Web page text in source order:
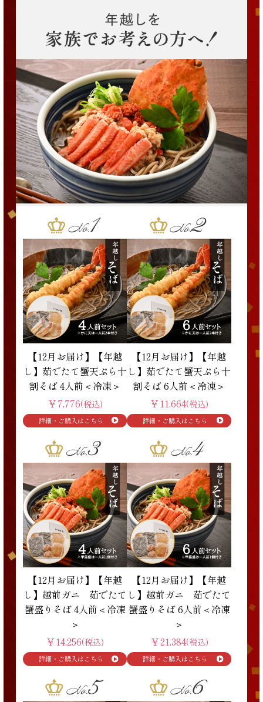
【12月お届け】【年越
し】茹でたて蟹天ぷら十
割そば 4人前＜冷凍＞
￥7,776(税込)
【12月お届け】【年越
し】茹でたて蟹天ぷら十
割そば 6人前＜冷凍＞
￥11,664(税込)
【12月お届け】【年越
し】越前ガニ 茹でたて
蟹盛りそば 4人前＜冷凍
＞
￥14,256(税込)
【12月お届け】【年越
し】越前ガニ 茹でたて
蟹盛りそば 6人前＜冷凍
＞
￥21,384(税込)